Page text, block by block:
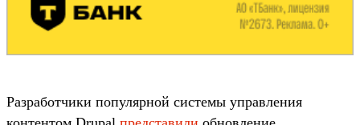
Разработчики популярной системы управления